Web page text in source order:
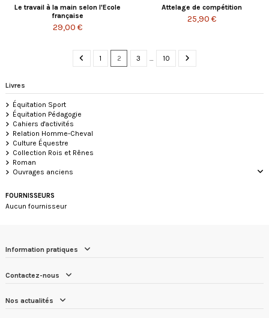
Le travail à la main selon l'Ecole
française
29,00 €
Attelage de compétition
25,90 €
1 2 3 … 10
Livres
Équitation Sport
Équitation Pédagogie
Cahiers d'activités
Relation Homme-Cheval
Culture Équestre
Collection Rois et Rênes
Roman
Ouvrages anciens
FOURNISSEURS
Aucun fournisseur
Information pratiques
Contactez-nous
Nos actualités